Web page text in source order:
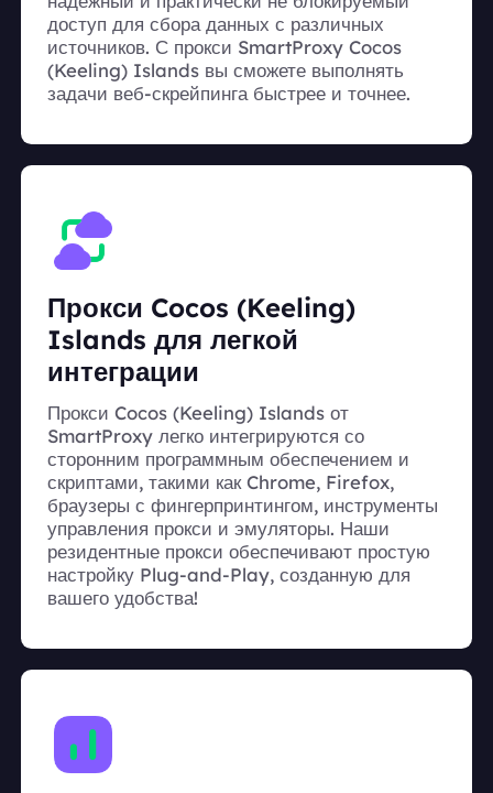
доступ для сбора данных с различных
источников. С прокси SmartProxy Cocos
(Keeling) Islands вы сможете выполнять
задачи веб-скрейпинга быстрее и точнее.
Прокси Cocos (Keeling)
Islands для легкой
интеграции
Прокси Cocos (Keeling) Islands от
SmartProxy легко интегрируются со
сторонним программным обеспечением и
скриптами, такими как Chrome, Firefox,
браузеры с фингерпринтингом, инструменты
управления прокси и эмуляторы. Наши
резидентные прокси обеспечивают простую
настройку Plug-and-Play, созданную для
вашего удобства!